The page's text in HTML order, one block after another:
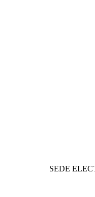
SEDE